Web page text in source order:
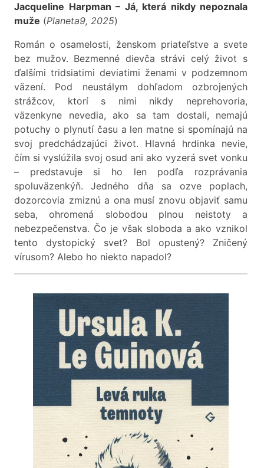
Jacqueline Harpman – Já, která nikdy nepoznala
muže (Planeta9, 2025)
Román o osamelosti, ženskom priateľstve a svete
bez mužov. Bezmenné dievča strávi celý život s
ďalšími tridsiatimi deviatimi ženami v podzemnom
väzení. Pod neustálym dohľadom ozbrojených
strážcov, ktorí s nimi nikdy neprehovoria,
väzenkyne nevedia, ako sa tam dostali, nemajú
potuchy o plynutí času a len matne si spomínajú na
svoj predchádzajúci život. Hlavná hrdinka nevie,
čím si vyslúžila svoj osud ani ako vyzerá svet vonku
– predstavuje si ho len podľa rozprávania
spoluväzenkýň. Jedného dňa sa ozve poplach,
dozorcovia zmiznú a ona musí znovu objaviť samu
seba, ohromená slobodou plnou neistoty a
nebezpečenstva. Čo je však sloboda a ako vznikol
tento dystopický svet? Bol opustený? Zničený
vírusom? Alebo ho niekto napadol?